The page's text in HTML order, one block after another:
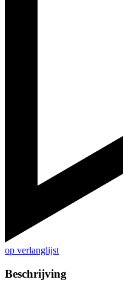
op verlanglijst
Beschrijving